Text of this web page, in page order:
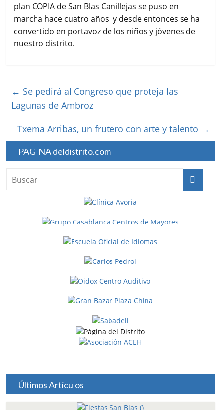
plan COPIA de San Blas Canillejas se puso en
marcha hace cuatro años y desde entonces se ha
convertido en portavoz de los niños y jóvenes de
nuestro distrito.
← Se pedirá al Congreso que proteja las
Lagunas de Ambroz
Txema Arribas, un frutero con arte y talento →
PAGINA deldistrito.com
Últimos Artículos